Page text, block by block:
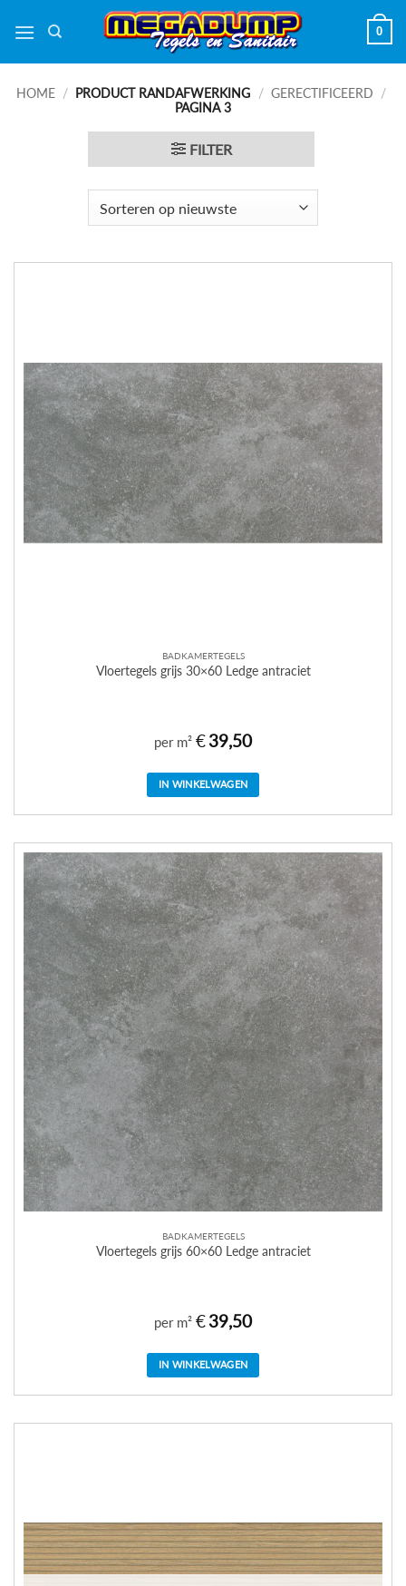
naar
0
HOME / PRODUCT RANDAFWERKING / GERECTIFICEERD
/
PAGINA 3
FILTER
BADKAMERTEGELS
Vloertegels grijs 30×60 Ledge antraciet
per m² €39,50
IN WINKELWAGEN
BADKAMERTEGELS
Vloertegels grijs 60×60 Ledge antraciet
per m² €39,50
IN WINKELWAGEN